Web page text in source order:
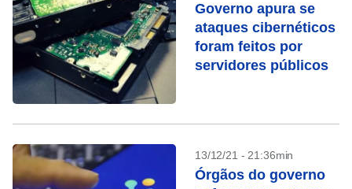
Governo apura se
ataques cibernéticos
foram feitos por
servidores públicos
13/12/21 - 21:36min
Órgãos do governo